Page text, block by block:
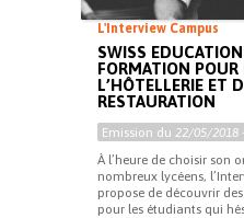
L'Interview Campus
SWISS
FORMATION POUR
L’HÔTELLERIE ET
RESTAURATION
Emission du 22/05/2018
À l’heure de choisir son
nombreux lycéens,
propose de découvrir
pour les étudiants qui